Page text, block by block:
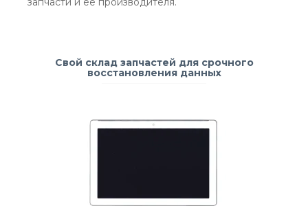
Свой склад запчастей для срочного
восстановления данных